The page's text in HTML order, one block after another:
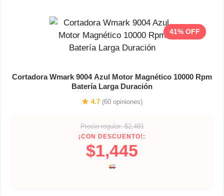
41% OFF
Cortadora Wmark 9004 Azul Motor Magnético 10000 Rpm
Batería Larga Duración
4.7 (60 opiniones)
Precio regular: $2,481
¡CON DESCUENTO!:
$1,445